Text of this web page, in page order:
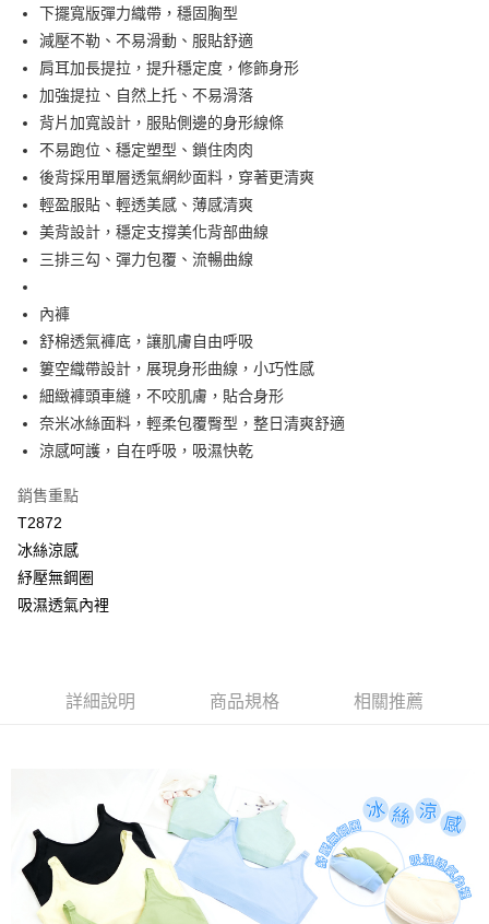
流程，驗證手機門號後，選擇欲分期的期數、繳款截止日，確認付款後即完
3.實際核准額度、可分期數及費用金額請依後續交易確認頁面所載為準。
4.訂單成立30分鐘內，如未前往確認交易或遇審核未通過，訂單將自動取
消。如遇「轉專審核」未通過狀況，表示未達大哥付你分期系統評分，恕無
法說明評估內容。
【繳款方式說明】
1.分期款項不併入電信帳單，「大哥付你分期」於每月結算日後寄送繳費提
2.透過簡訊連結打開帳單後，可選擇「超商條碼／台灣大直營門市／銀行轉
帳／街口支付／iPASS MONEY」等通路繳費。
【注意事項】
1.本服務係由「台灣大哥大股份有限公司」（以下簡稱本公司）所提供，讓
用戶於交易時，得透過本服務購買商品或服務，並由商店將買賣／分期付款
2.基於同意付款使用「大哥付你分期」之契約關係目的，商店將以您的個人
資料（包含姓名、電話或地址）提供予台灣大哥大進項蒐集、處理及利用，
由本公司與您本人進行分期帳單所需資料之確認、核對及更正。
3.完整用戶服務條款，請詳閱以下連結：https://oppay.tw/userRule
【關於「AFTEE先享後付」】
AFTEE先享後付是「在收到商品之後才付款」的支付方式。 讓您購物簡單
１．簡單：不需註冊會員、不需綁卡、不需儲值。
２．便利：只要手機號碼，簡訊認證，即可結帳。
３．安心：先確認商品／服務後，再付款。
【「AFTEE先享後付」結帳流程】
１．於結帳方式選擇「AFTEE先享後付」後，將跳轉至「AFTEE先享後付」
２．訂單成立數日內，您將收到繳費通知簡訊。
３．收到繳費通知簡訊後14天內，點擊此簡訊中的連結，可透過四大超商／
ATM／網路銀行／等多元方式進行付款，方視為交易完成。
※ 請注意：結帳手續完成當下不需立刻繳費，但若您需要取消訂單，請聯絡
購買商品的店家。未經商家同意取消之訂單仍視為有效，需透過AFTEE先享
後付繳納相關費用。
※ 交易是否成功請以「AFTEE先享後付 」之結帳頁面顯示為準，若有關於
是否繳費成功／繳費後需取消欲退款等相關疑問，請聯繫「AFTEE先享後付
客戶支援中心」https://netprotections.freshdesk.com/support/home
１．透過由恩沛科技股份有限公司提供之「AFTEE先享後付」服務完成之交
易，需依本服務之必要範圍內提供個人資料，並將交易相關給付款項請求債
２．關於個人資料處理事宜，請瀏覽以下網址：
https://aftee.tw/terms/#terms3
３．未成年的使用者請事先徵得法定代理人或監護人之同意方可使用
「AFTEE先享後付」，若未經同意申辦者引起之損失，本公司不負相關責
任。
４．使用「AFTEE先享後付」時，將依據個別帳號之用戶狀況，依本公司即
時審查核予不同之上限額度；若仍有額度不足之情形，本公司將視審查結果
Hami Point
相關說明
會員帳號後，即可在購物車使用 Hami Point 折抵消費金額 (1點等於1元)。
ATM付款
貨到付款
運送方式
全家取貨付款
每筆NT$80，滿NT$499(含以上)免運費
萊爾富取貨付款
每筆NT$80，滿NT$799(含以上)免運費
付款後萊爾富取貨
每筆NT$80，滿NT$799(含以上)免運費
付款後7-11取貨
每筆NT$80，滿NT$799(含以上)免運費
每筆NT$120
國家/地區配送 查看運費
下擺寬版彈力織帶，穩固胸型
減壓不勒、不易滑動、服貼舒適
肩耳加長提拉，提升穩定度，修飾身形
加強提拉、自然上托、不易滑落
背片加寬設計，服貼側邊的身形線條
不易跑位、穩定塑型、鎖住肉肉
後背採用單層透氣網紗面料，穿著更清爽
輕盈服貼、輕透美感、薄感清爽
美背設計，穩定支撐美化背部曲線
三排三勾、彈力包覆、流暢曲線
內褲
舒棉透氣褲底，讓肌膚自由呼吸
簍空織帶設計，展現身形曲線，小巧性感
細緻褲頭車縫，不咬肌膚，貼合身形
奈米冰絲面料，輕柔包覆臀型，整日清爽舒適
涼感呵護，自在呼吸，吸濕快乾
銷售重點
T2872
冰絲涼感
紓壓無鋼圈
吸濕透氣內裡
詳細說明 商品規格 相關推薦